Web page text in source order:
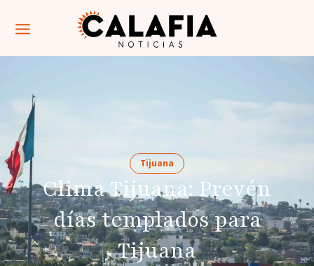
Tijuana
Clima Tijuana: Prevén
días templados para
Tijuana